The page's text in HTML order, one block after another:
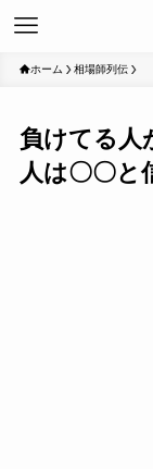
ホーム 相場師列伝
負けてる人
人は〇〇と